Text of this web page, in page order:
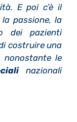
E poi c’è il
passione, la
dei pazienti
costruire una
nonostante le
nazionali